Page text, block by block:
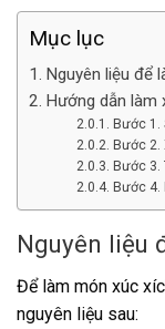
Mục lục
Nguyên liệu để
Hướng dẫn làm
Bước 1.
Bước 2.
Bước
Bước
Nguyên liệu
Để làm món xúc
nguyên liệu sau: